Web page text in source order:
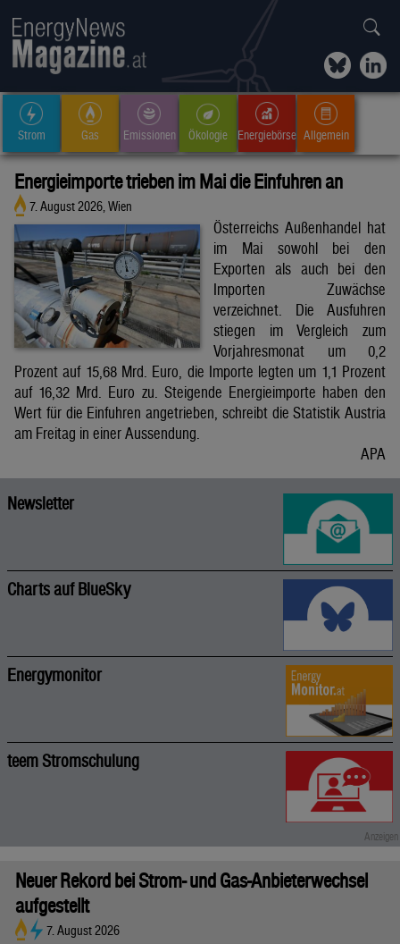
Strom Gas Emissionen Ökologie Energiebörse Allgemein
Energieimporte trieben im Mai die Einfuhren an
7. August 2026, Wien
Österreichs Außenhandel hat
im Mai sowohl bei den
Exporten als auch bei den
Importen Zuwächse
verzeichnet. Die Ausfuhren
stiegen im Vergleich zum
Vorjahresmonat um 0,2
Prozent auf 15,68 Mrd. Euro, die Importe legten um 1,1 Prozent
auf 16,32 Mrd. Euro zu. Steigende Energieimporte haben den
Wert für die Einfuhren angetrieben, schreibt die Statistik Austria
am Freitag in einer Aussendung.
APA
Newsletter
Charts auf BlueSky
Energymonitor
teem Stromschulung
Neuer Rekord bei Strom- und Gas-Anbieterwechsel
aufgestellt
7. August 2026